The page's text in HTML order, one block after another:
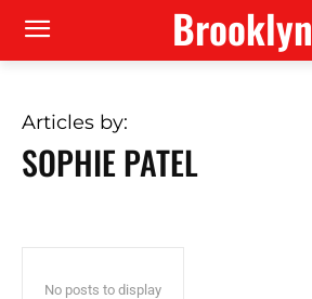
Brooklyn
Articles by:
SOPHIE PATEL
No posts to display